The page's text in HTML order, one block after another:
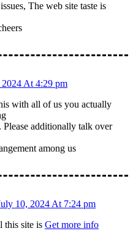
The web site taste is
At 4:29 pm
with all of us you actually
additionally talk over
among us
10, 2024 At 7:24 pm
this site is Get more info